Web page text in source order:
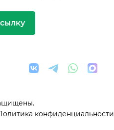
конфиденциальности